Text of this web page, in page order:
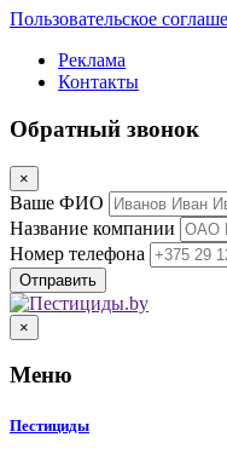
Пользовательское
Реклама
Контакты
Обратный звонок
×
Ваше ФИО
Название компании
Номер телефона
×
Меню
Пестициды